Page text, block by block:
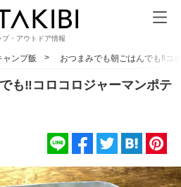
プ・アウトドア情報
ャンプ飯 おつまみでも朝ごはんでも‼︎コ
も‼︎コロコロジャーマンポテ